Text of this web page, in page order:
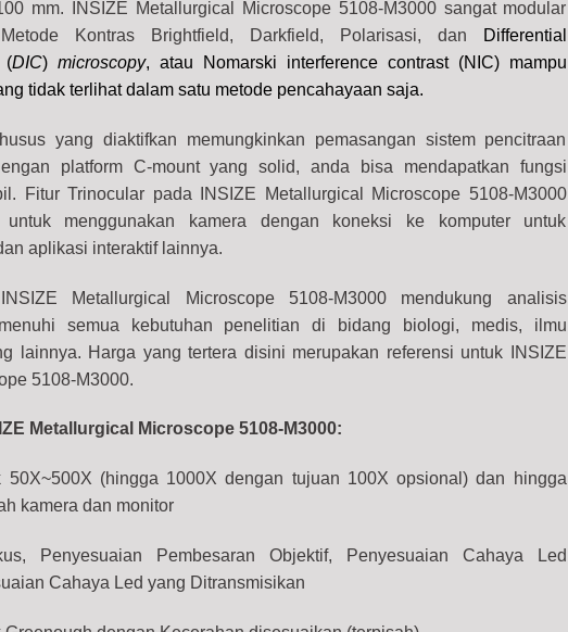
Magnification; 50X - 500X (3400X with monitor) quantity
mm. INSIZE Metallurgical Microscope 5108-M3000 sangat modular
Kontras Brightfield, Darkfield, Polarisasi, dan
Differential
(DIC)microscopy, atau Nomarski interference contrast (NIC) mampu
tidak terlihat dalam satu metode pencahayaan saja.
yang diaktifkan memungkinkan pemasangan sistem pencitraan
platform C-mount yang solid, anda bisa mendapatkan fungsi
Fitur Trinocular pada INSIZE Metallurgical Microscope 5108-M3000
untuk menggunakan kamera dengan koneksi ke komputer untuk
aplikasi interaktif lainnya.
Metallurgical Microscope 5108-M3000 mendukung analisis
semua kebutuhan penelitian di bidang biologi, medis, ilmu
lainnya. Harga yang tertera disini merupakan referensi untuk INSIZE
5108-M3000.
Metallurgical Microscope 5108-M3000:
50X~500X (hingga 1000X dengan tujuan 100X opsional) dan hingga
kamera dan monitor
Penyesuaian Pembesaran Objektif, Penyesuaian Cahaya Led
Cahaya Led yang Ditransmisikan